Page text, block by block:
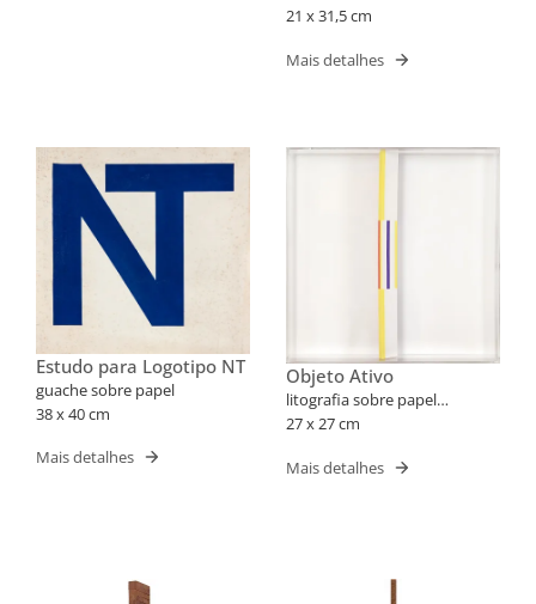
21 x 31,5 cm
Mais detalhes
Estudo para Logotipo NT
guache sobre papel
38 x 40 cm
Mais detalhes
Objeto Ativo
litografia sobre papel
schoeller dobrado
27 x 27 cm
Mais detalhes